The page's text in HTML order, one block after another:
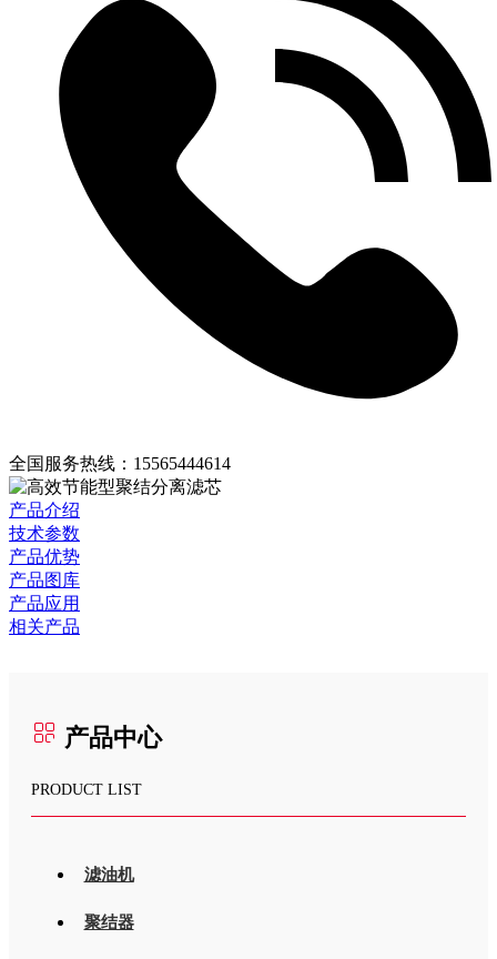
全国服务热线： 15565444614
产品介绍
技术参数
产品优势
产品图库
产品应用
相关产品
产品中心
PRODUCT LIST
滤油机
聚结器